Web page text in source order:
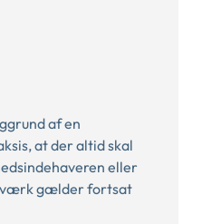
af en
at der altid skal
eller
gælder fortsat